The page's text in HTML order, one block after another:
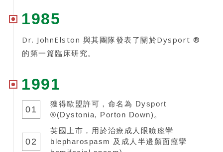
1985
Dr. JohnElston 與其團隊發表了關於Dysport ®
的第一篇臨床研究。
1991
01
獲得歐盟許可，命名為 Dysport
®(Dystonia, Porton Down)。
02
英國上市，用於治療成人眼瞼痙攣
blepharospasm 及成人半邊顏面痙攣